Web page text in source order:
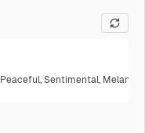
Peaceful,Sentimental,